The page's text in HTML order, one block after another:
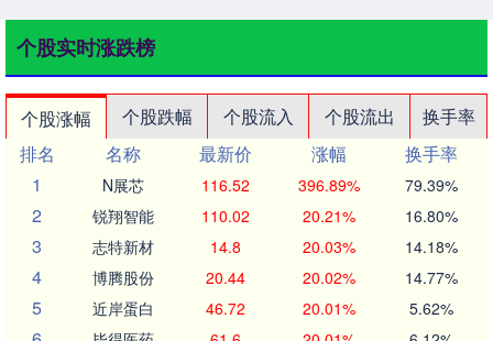
个股实时涨跌榜
个股涨幅 个股跌幅 个股流入 个股流出
换手率
排名
名称 最新价 涨幅
换手率
1
N展芯 116.52 396.89% 79.39%
2 锐翔智能 110.02 20.21% 16.80%
3 志特新材 14.8 20.03% 14.18%
4 博腾股份 20.44 20.02% 14.77%
5 近岸蛋白 46.72 20.01% 5.62%